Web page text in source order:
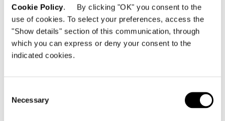
Cookie Policy. By clicking "OK" you consent to the
use of cookies. To select your preferences, access the
"Show details" section of this communication, through
which you can express or deny your consent to the
indicated cookies.
Selection
Necessary